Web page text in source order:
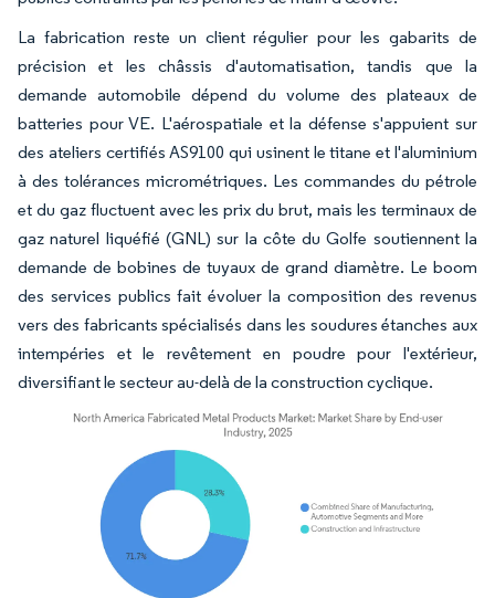
La fabrication reste un client régulier pour les gabarits de
précision et les châssis d'automatisation, tandis que la
demande automobile dépend du volume des plateaux de
batteries pour VE. L'aérospatiale et la défense s'appuient sur
des ateliers certifiés AS9100 qui usinent le titane et l'aluminium
à des tolérances micrométriques. Les commandes du pétrole
et du gaz fluctuent avec les prix du brut, mais les terminaux de
gaz naturel liquéfié (GNL) sur la côte du Golfe soutiennent la
demande de bobines de tuyaux de grand diamètre. Le boom
des services publics fait évoluer la composition des revenus
vers des fabricants spécialisés dans les soudures étanches aux
intempéries et le revêtement en poudre pour l'extérieur,
diversifiant le secteur au-delà de la construction cyclique.